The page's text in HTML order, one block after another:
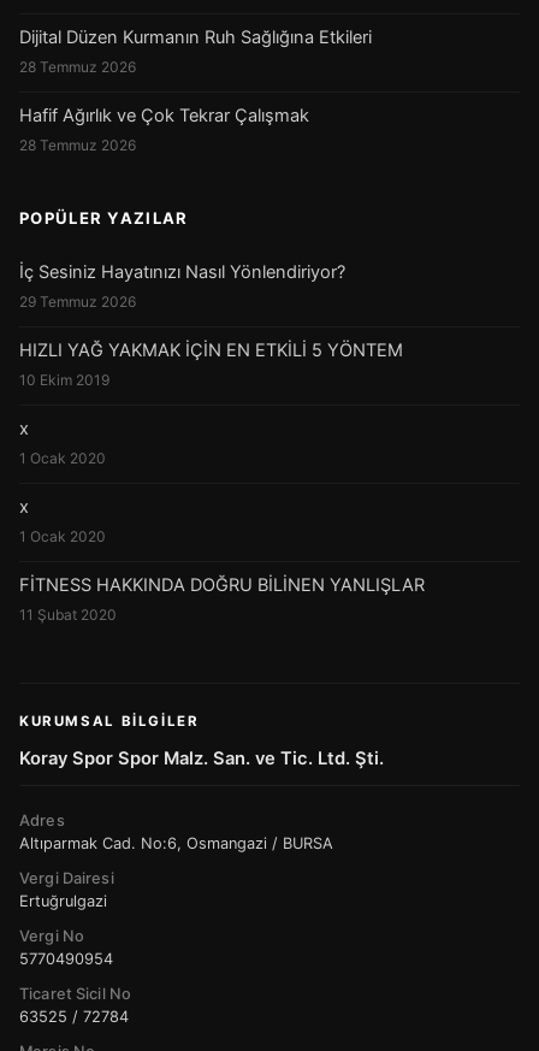
Dijital Düzen Kurmanın Ruh Sağlığına Etkileri
28 Temmuz 2026
Hafif Ağırlık ve Çok Tekrar Çalışmak
28 Temmuz 2026
POPÜLER YAZILAR
İç Sesiniz Hayatınızı Nasıl Yönlendiriyor?
29 Temmuz 2026
HIZLI YAĞ YAKMAK İÇİN EN ETKİLİ 5 YÖNTEM
10 Ekim 2019
x
1 Ocak 2020
x
1 Ocak 2020
FİTNESS HAKKINDA DOĞRU BİLİNEN YANLIŞLAR
11 Şubat 2020
KURUMSAL BILGILER
Koray Spor Spor Malz. San. ve Tic. Ltd. Şti.
Adres
Altıparmak Cad. No:6, Osmangazi / BURSA
Vergi Dairesi
Ertuğrulgazi
Vergi No
5770490954
Ticaret Sicil No
63525 / 72784